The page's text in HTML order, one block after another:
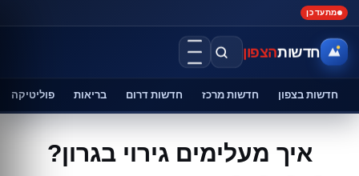
מתעדכן
חדשותהצפון
חדשות בצפון חדשות מרכז חדשות דרום בריאות פוליטיקה
איך מעלימים גירוי בגרון?